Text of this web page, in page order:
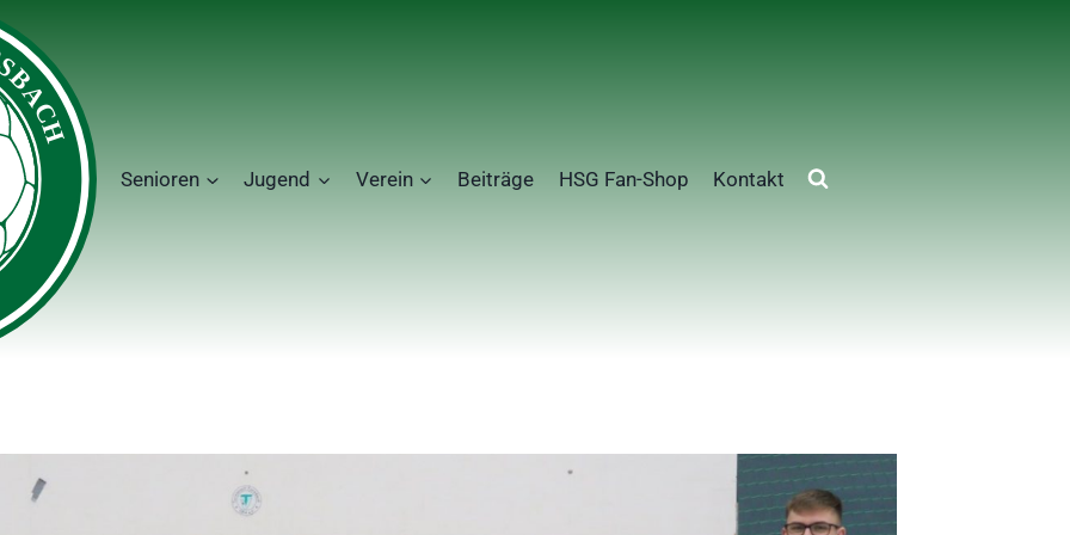
Senioren Jugend Verein Beiträge HSG Fan-Shop Kontakt